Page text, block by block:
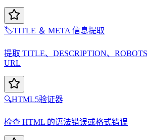
🏷️TITLE ＆ META 信息提取
提取 TITLE、DESCRIPTION、
URL
🔍HTML5验证器
检查 HTML 的语法错误或格式错误